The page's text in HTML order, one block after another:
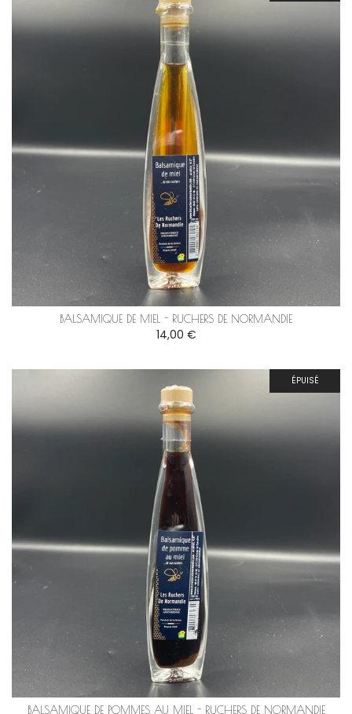
BALSAMIQUE DE MIEL - RUCHERS DE NORMANDIE
14,00 €
ÉPUISÉ
BALSAMIQUE DE POMMES AU MIEL - RUCHERS DE NORMANDIE